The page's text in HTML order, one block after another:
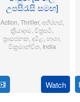
උපසිරැසි සමඟ]
Action Thriller, අභිරහස්,
ක්‍රියාදාම චිත්‍රපටි
ත්‍රාසජනක දමිළ භාශා
වික්‍රමාන්විත, India
Feb
2025
Thirumeni
Watch